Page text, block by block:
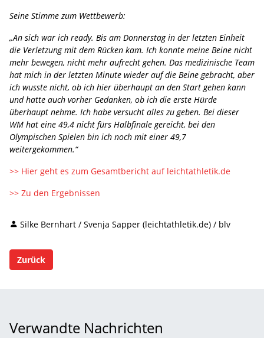
Seine Stimme zum Wettbewerb:
„An sich war ich ready. Bis am Donnerstag in der letzten Einheit
die Verletzung mit dem Rücken kam. Ich konnte meine Beine nicht
mehr bewegen, nicht mehr aufrecht gehen. Das medizinische Team
hat mich in der letzten Minute wieder auf die Beine gebracht, aber
ich wusste nicht, ob ich hier überhaupt an den Start gehen kann
und hatte auch vorher Gedanken, ob ich die erste Hürde
überhaupt nehme. Ich habe versucht alles zu geben. Bei dieser
WM hat eine 49,4 nicht fürs Halbfinale gereicht, bei den
Olympischen Spielen bin ich noch mit einer 49,7
weitergekommen.“
>> Hier geht es zum Gesamtbericht auf leichtathletik.de
>> Zu den Ergebnissen
Silke Bernhart / Svenja Sapper (leichtathletik.de) / blv
Zurück
Verwandte Nachrichten